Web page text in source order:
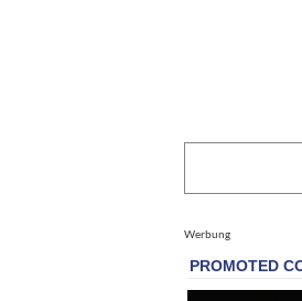
Werbung